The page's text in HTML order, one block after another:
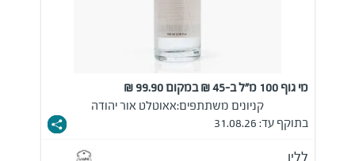
מי גוף 100 מ"ל ב-45 ₪ במקום 99.90 ₪
קניונים משתתפים:אאוטלט אור יהודה
בתוקף עד: 31.08.26